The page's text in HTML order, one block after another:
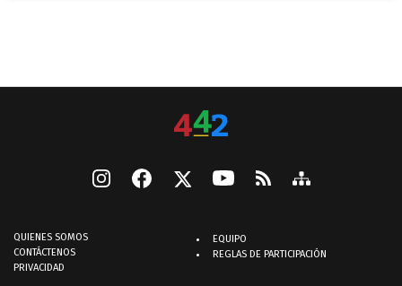
QUIENES SOMOS
CONTÁCTENOS
PRIVACIDAD
EQUIPO
REGLAS DE PARTICIPACIÓN